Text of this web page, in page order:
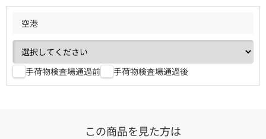
空港
手荷物検査場通過前 手荷物検査場通過後
この商品を見た方は